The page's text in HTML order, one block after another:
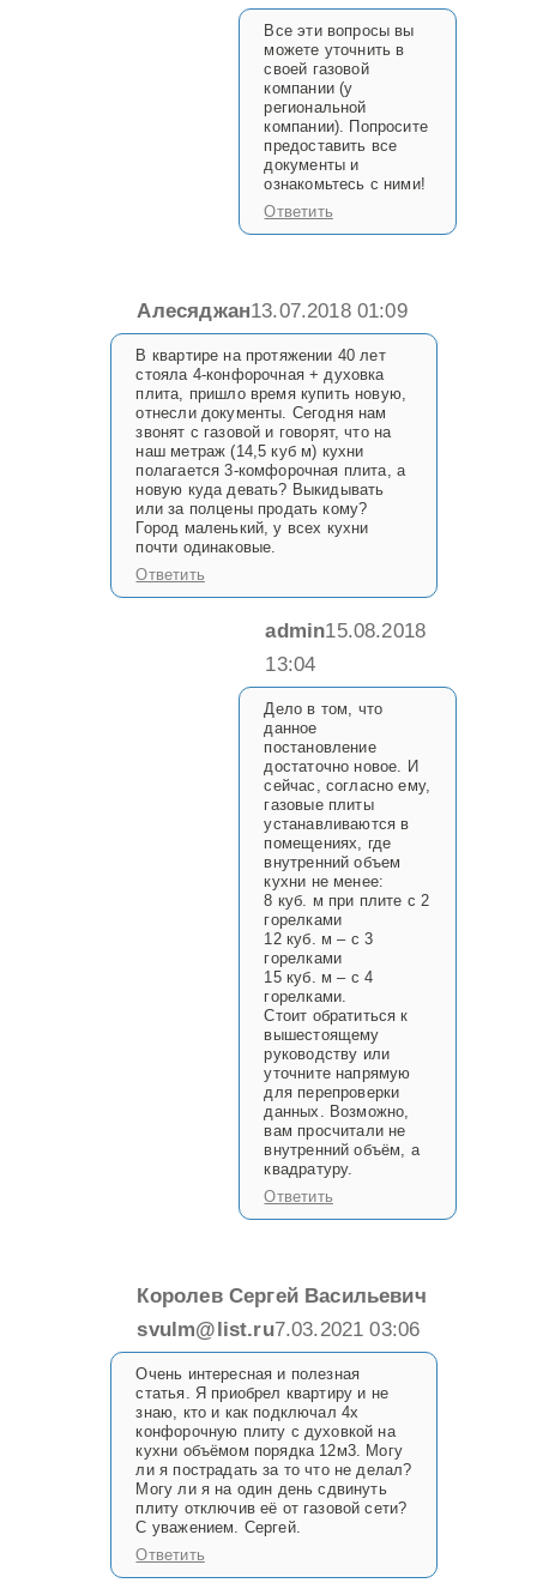
Все эти вопросы вы
можете уточнить в
своей газовой
компании (у
региональной
компании). Попросите
предоставить все
документы и
ознакомьтесь с ними!
Ответить
Алесяджан13.07.2018 01:09
В квартире на протяжении 40 лет
стояла 4-конфорочная + духовка
плита, пришло время купить новую,
отнесли документы. Сегодня нам
звонят с газовой и говорят, что на
наш метраж (14,5 куб м) кухни
полагается 3-комфорочная плита, а
новую куда девать? Выкидывать
или за полцены продать кому?
Город маленький, у всех кухни
почти одинаковые.
Ответить
admin15.08.2018
13:04
Дело в том, что
данное
постановление
достаточно новое. И
сейчас, согласно ему,
газовые плиты
устанавливаются в
помещениях, где
внутренний объем
кухни не менее:
8 куб. м при плите с 2
горелками
12 куб. м – с 3
горелками
15 куб. м – с 4
горелками.
Стоит обратиться к
вышестоящему
руководству или
уточните напрямую
для перепроверки
данных. Возможно,
вам просчитали не
внутренний объём, а
квадратуру.
Ответить
Королев Сергей Васильевич
svulm@list.ru7.03.2021 03:06
Очень интересная и полезная
статья. Я приобрел квартиру и не
знаю, кто и как подключал 4х
конфорочную плиту с духовкой на
кухни объёмом порядка 12м3. Могу
ли я пострадать за то что не делал?
Могу ли я на один день сдвинуть
плиту отключив её от газовой сети?
С уважением. Сергей.
Ответить